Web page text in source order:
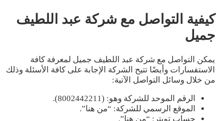
كيفية التواصل مع شركة عبد اللطيف
جميل
يمكن التواصل مع شركة عبد اللطيف جميل لمعرفة كافة
الاستفسارات وأيضًا تتيح الشركة الإجابة على كافة الأسئلة وذلك
من خلال وسائل التواصل الآتية:
الرقم الموحد للشركة وهو: (8002442211).
الموقع الرسمي للشركة: “من هنا”.
حساب تويتر: “من هنا”.